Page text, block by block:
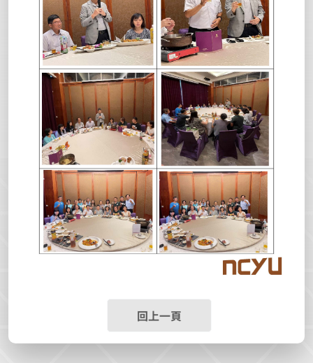
回上一頁